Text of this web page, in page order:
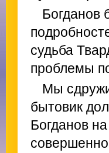
Богданов
судьба
проблемы
Мы
бытовик
Богданов